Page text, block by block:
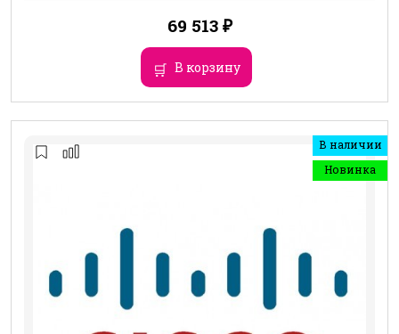
69 513 ₽
В корзину
В наличии
Новинка